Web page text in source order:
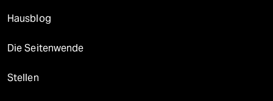
Hausblog
Die Seitenwende
Stellen